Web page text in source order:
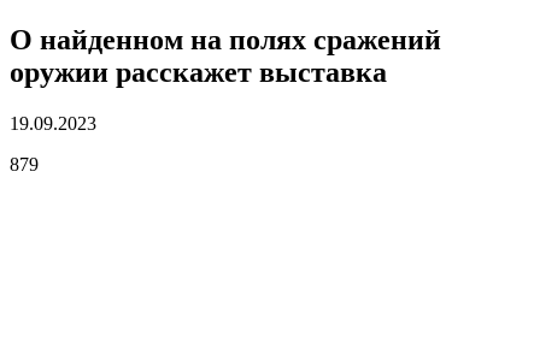
О найденном на полях сражений
оружии расскажет выставка
19.09.2023
879